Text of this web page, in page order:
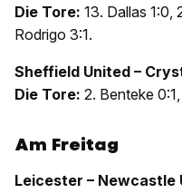
Die Tore: 13. Dallas 1:0,
Rodrigo 3:1.
Sheffield United –
Die Tore: 2. Benteke
Am Freitag
Leicester – Newcastle